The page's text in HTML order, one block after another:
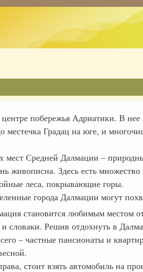
побережья Адриатики. В нее
местечка Градац на юге, и
мест Средней Далмации –
живописна. Здесь есть
леса, покрывающие горы.
города Далмации могут
становится любимым местом
словаки. Решив отдохнуть в
– частные пансионаты и
стоит взять автомобиль на